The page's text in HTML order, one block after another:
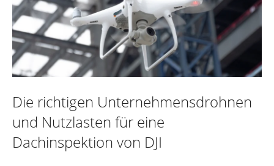
Die richtigen Unternehmensdrohnen
und Nutzlasten für eine
Dachinspektion von DJI